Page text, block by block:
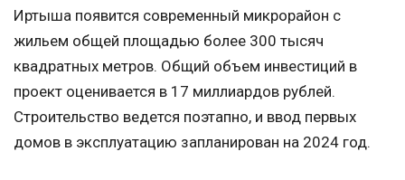
Иртыша появится современный микрорайон с
жильем общей площадью более 300 тысяч
квадратных метров. Общий объем инвестиций в
проект оценивается в 17 миллиардов рублей.
Строительство ведется поэтапно, и ввод первых
домов в эксплуатацию запланирован на 2024 год.